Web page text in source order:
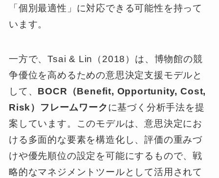
「個別最適性」に対応できる可能性を持って
います。
一方で、Tsai & Lin（2018）は、博物館の競
争優位を高めるための意思決定支援モデルと
して、 BOCR（Benefit, Opportunity, Cost,
Risk）フレームワークに基づく分析手法を提
案しています。このモデルは、意思決定にお
ける多面的な要素を構造化し、評価の重みづ
けや優先順位の設定を可能にするもので、戦
略的なマネジメントツールとして活用されて